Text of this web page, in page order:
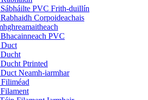
PVC Frith-duillín
Corpoideachais
PVC
Duct
Ptrinted
Neamh-iarmhar